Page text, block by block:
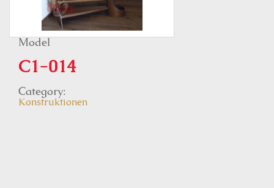
Model
C1-014
Category:
Konstruktionen